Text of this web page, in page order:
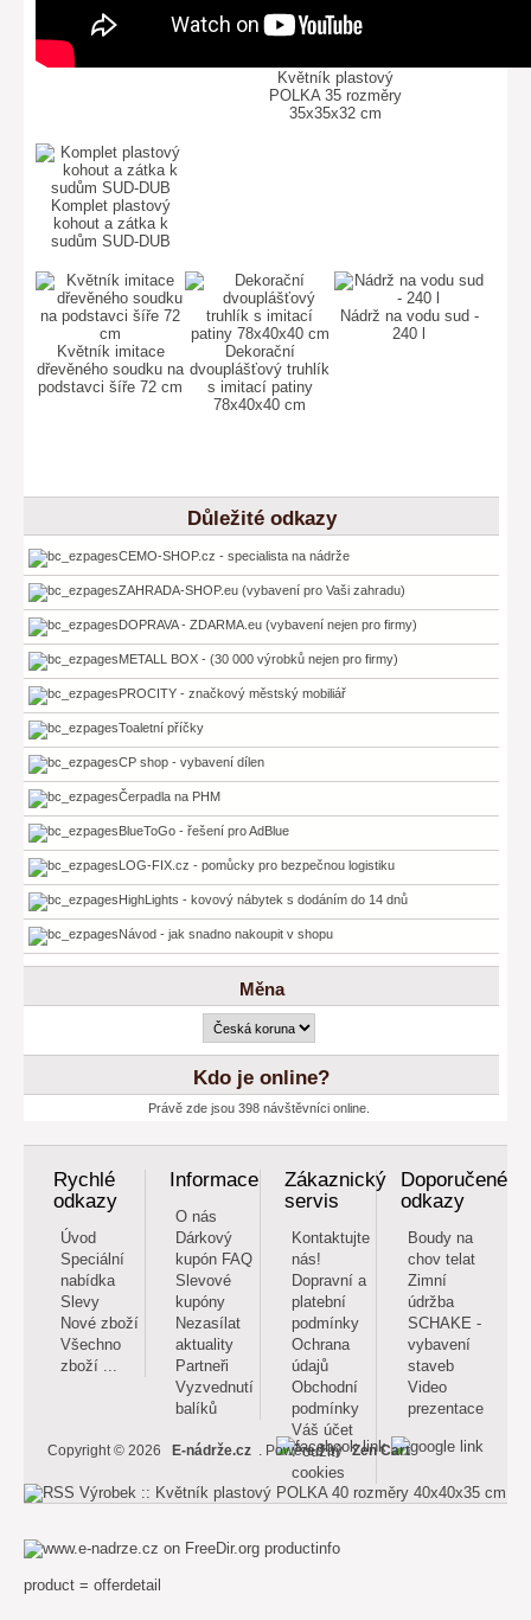
Květník plastový
POLKA 35 rozměry
35x35x32 cm
Komplet plastový
kohout a zátka k
sudům SUD-DUB
Květník imitace
dřevěného soudku na
podstavci šíře 72 cm
Dekorační
dvouplášťový truhlík
s imitací patiny
78x40x40 cm
Nádrž na vodu sud -
240 l
Důležité odkazy
CEMO-SHOP.cz - specialista na nádrže
ZAHRADA-SHOP.eu (vybavení pro Vaši zahradu)
DOPRAVA - ZDARMA.eu (vybavení nejen pro firmy)
METALL BOX - (30 000 výrobků nejen pro firmy)
PROCITY - značkový městský mobiliář
Toaletní příčky
CP shop - vybavení dílen
Čerpadla na PHM
BlueToGo - řešení pro AdBlue
LOG-FIX.cz - pomůcky pro bezpečnou logistiku
HighLights - kovový nábytek s dodáním do 14 dnů
Návod - jak snadno nakoupit v shopu
Měna
Kdo je online?
Právě zde jsou 398 návštěvníci online.
Rychlé
odkazy
Úvod
Speciální
nabídka
Slevy
Nové zboží
Všechno
zboží ...
Informace
O nás
Dárkový
kupón FAQ
Slevové
kupóny
Nezasílat
aktuality
Partneři
Vyzvednutí
balíků
Zákaznický
servis
Kontaktujte
nás!
Dopravní a
platební
podmínky
Ochrana
údajů
Obchodní
podmínky
Váš účet
Použití
cookies
Doporučené
odkazy
Boudy na
chov telat
Zimní
údržba
SCHAKE -
vybavení
staveb
Video
prezentace
Copyright © 2026 E-nádrže.cz . Powered by Zen Cart
productinfo
product = offerdetail